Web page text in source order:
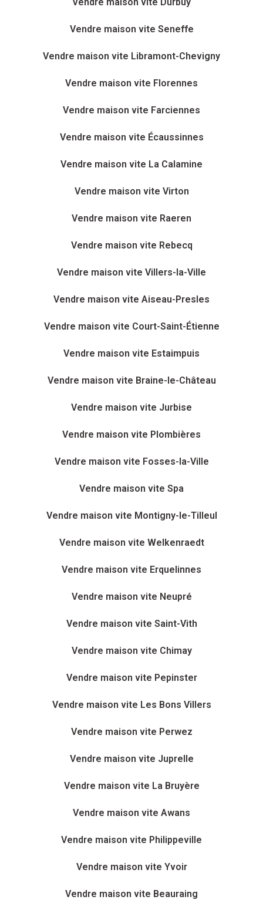
Vendre maison vite Seneffe
Vendre maison vite Libramont-Chevigny
Vendre maison vite Florennes
Vendre maison vite Farciennes
Vendre maison vite Écaussinnes
Vendre maison vite La Calamine
Vendre maison vite Virton
Vendre maison vite Raeren
Vendre maison vite Rebecq
Vendre maison vite Villers-la-Ville
Vendre maison vite Aiseau-Presles
Vendre maison vite Court-Saint-Étienne
Vendre maison vite Estaimpuis
Vendre maison vite Braine-le-Château
Vendre maison vite Jurbise
Vendre maison vite Plombières
Vendre maison vite Fosses-la-Ville
Vendre maison vite Spa
Vendre maison vite Montigny-le-Tilleul
Vendre maison vite Welkenraedt
Vendre maison vite Erquelinnes
Vendre maison vite Neupré
Vendre maison vite Saint-Vith
Vendre maison vite Chimay
Vendre maison vite Pepinster
Vendre maison vite Les Bons Villers
Vendre maison vite Perwez
Vendre maison vite Juprelle
Vendre maison vite La Bruyère
Vendre maison vite Awans
Vendre maison vite Philippeville
Vendre maison vite Yvoir
Vendre maison vite Beauraing